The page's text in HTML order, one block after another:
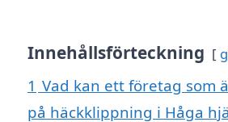
Innehållsförteckning
1 Vad kan ett företag som
på häckklippning i Håga